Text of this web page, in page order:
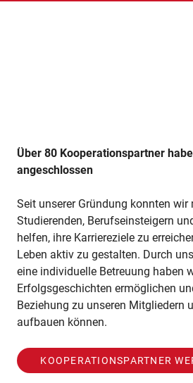
Über 80 Kooperationspartner
angeschlossen
Seit unserer Gründung konnten wir
Studierenden, Berufseinsteigern
helfen, ihre Karriereziele zu
Leben aktiv zu gestalten. Durch
eine individuelle Betreuung haben
Erfolgsgeschichten ermöglichen
Beziehung zu unseren Mitgliedern
aufbauen können.
KOOPERATIONSPARTNER